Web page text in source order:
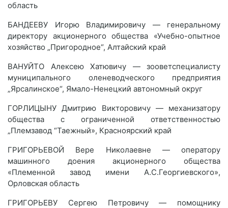
область
БАНДЕЕВУ Игорю Владимировичу — генеральному
директору акционерного общества «Учебно-опытное
хозяйство „Пригородное“, Алтайский край
ВАНУЙТО Алексею Хатювичу — зооветспециалисту
муниципального оленеводческого предприятия
„Ярсалинское“, Ямало-Ненецкий автономный округ
ГОРЛИЦЫНУ Дмитрию Викторовичу — механизатору
общества с ограниченной ответственностью
„Племзавод “Таежный», Красноярский край
ГРИГОРЬЕВОЙ Вере Николаевне — оператору
машинного доения акционерного общества
«Племенной завод имени А.С.Георгиевского»,
Орловская область
ГРИГОРЬЕВУ Сергею Петровичу — помощнику